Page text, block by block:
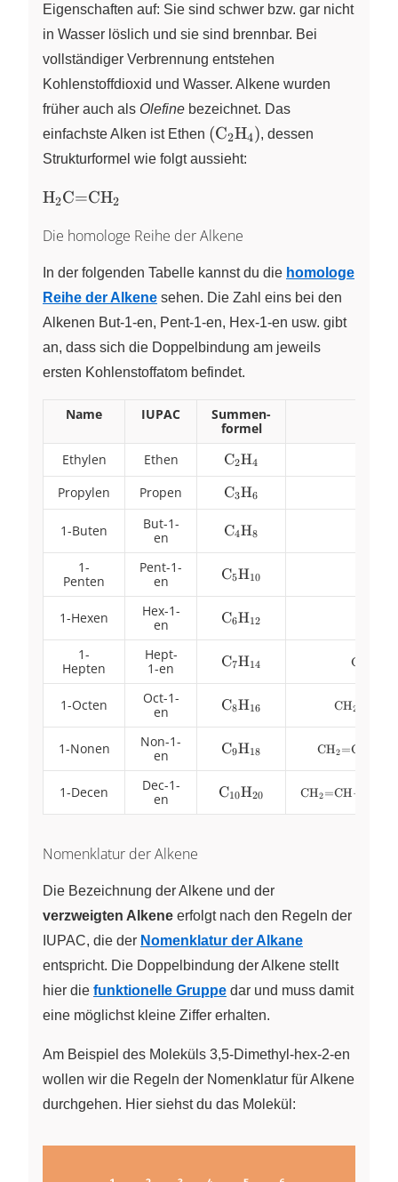
Eigenschaften auf: Sie sind schwer bzw. gar nicht
in Wasser löslich und sie sind brennbar. Bei
vollständiger Verbrennung entstehen
Kohlenstoffdioxid und Wasser. Alkene wurden
früher auch als Olefine bezeichnet. Das
einfachste Alken ist Ethen (\ce{C2H4})
(CX
2HX
4), dessen
Strukturformel wie folgt aussieht:
\ce{H2C=CH2}
HX
2C=CHX
2
Die homologe Reihe der Alkene
In der folgenden Tabelle kannst du die homologe
Reihe der Alkene sehen. Die Zahl eins bei den
Alkenen But-1-en, Pent-1-en, Hex-1-en usw. gibt
an, dass sich die Doppelbindung am jeweils
ersten Kohlenstoffatom befindet.
Name IUPAC
Summen-
formel
Ethylen Ethen \ce{C2H4}
CX
2HX
4
Propylen Propen \ce{C3H6}
CX
3HX
6
1-Buten
But-1-
en
\ce{C4H8}
CX
4HX
8
1-
Penten
Pent-1-
en
\ce{C5H10}
CX
5HX
10
1-Hexen
Hex-1-
en
\ce{C6H12}
CX
6HX
12
1-
Hepten
Hept-
1-en
\ce{C7H14}
CX
7HX
14
CH2-
CH
1-Octen
Oct-1-
en
\ce{C8H16}
CX
8HX
16
CH2-
CHX
2
1-Nonen
Non-1-
en
\ce{C9H18}
CX
9HX
18
CH2-
CHX
2=CH
1-Decen
Dec-1-
en
\ce{C10H20}
CX
10HX
20
CH2-CH2-
CHX
2=CH−
Nomenklatur der Alkene
Die Bezeichnung der Alkene und der
verzweigten Alkene erfolgt nach den Regeln der
IUPAC, die der Nomenklatur der Alkane
entspricht. Die Doppelbindung der Alkene stellt
hier die funktionelle Gruppe dar und muss damit
eine möglichst kleine Ziffer erhalten.
Am Beispiel des Moleküls 3,5-Dimethyl-hex-2-en
wollen wir die Regeln der Nomenklatur für Alkene
durchgehen. Hier siehst du das Molekül: